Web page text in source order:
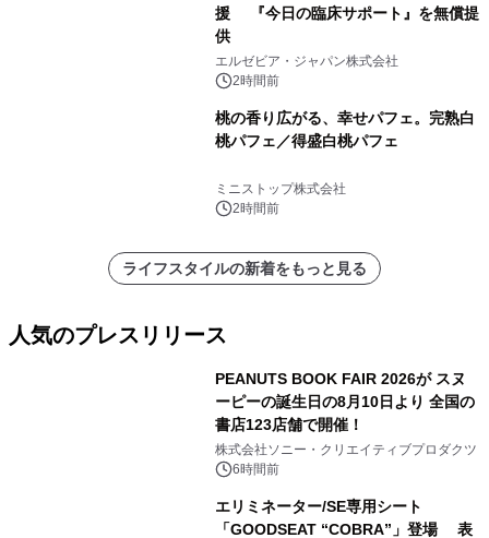
援 『今日の臨床サポート』を無償提
供
エルゼビア・ジャパン株式会社
2時間前
桃の香り広がる、幸せパフェ。完熟白
桃パフェ／得盛白桃パフェ
ミニストップ株式会社
2時間前
ライフスタイルの新着をもっと見る
人気のプレスリリース
PEANUTS BOOK FAIR 2026が スヌ
ーピーの誕生日の8月10日より 全国の
書店123店舗で開催！
株式会社ソニー・クリエイティブプロダクツ
6時間前
エリミネーター/SE専用シート
「GOODSEAT “COBRA”」登場 表